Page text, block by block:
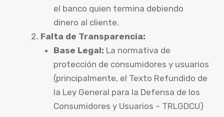
el banco quien termina debiendo
dinero al cliente.
Falta de Transparencia:
Base Legal: La normativa de
protección de consumidores y usuarios
(principalmente, el Texto Refundido de
la Ley General para la Defensa de los
Consumidores y Usuarios – TRLGDCU)